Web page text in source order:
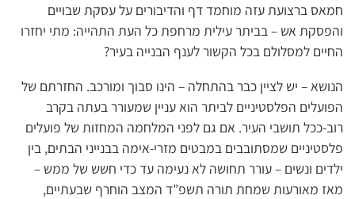
חמאס ברצועת עזה מוחמד דף והדיבורים על עסקת שבויים
והפסקת אש – בביתר עילית מרחפת כל העת התהייה: מתי יחזרו
החיים למסלולם בכל הקשור לענף הבנייה בעיר?
הנושא – יש לציין כבר בהתחלה – הינו סבוך ומורכב. החזרתם של
הפועלים הפלסטיניים לביתר הוא עניין שמעורר בעתה בקרב
רוב-ככל תושבי העיר. אם גם לפני המלחמה המחזות של פועלים
פלסטיניים שמסתובבים במבטים מזרי-אימה בבנייני הבתים, בין
ילדים ונשים – עורר תחושה לא נעימה עד כדי חשש של ממש –
מאז מאורעות שמחת תורה תשפ”ד המצב הוחרף שבעתיים,